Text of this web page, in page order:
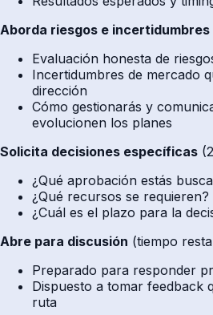
Aborda riesgos e incertidumbres
Evaluación honesta de
Incertidumbres de mercado
dirección
Cómo gestionarás y
evolucionen los planes
Solicita decisiones específicas
¿Qué aprobación estás
¿Qué recursos se requieren?
¿Cuál es el plazo para la
Abre para discusión (tiempo
Preparado para responder
Dispuesto a tomar feedback
ruta